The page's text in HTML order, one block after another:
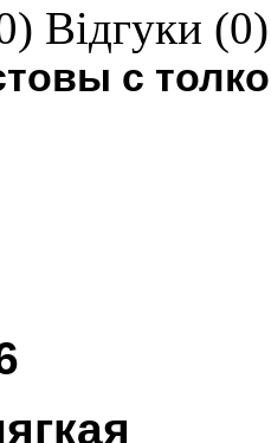
Відгуки (0)
с